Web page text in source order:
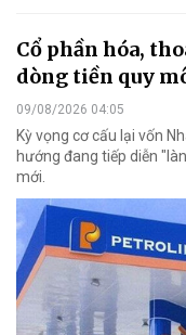
Cổ phần hóa,
dòng tiền quy
09/08/2026 04:05
Kỳ vọng cơ cấu lại vốn
hướng đang tiếp diễn
mới.